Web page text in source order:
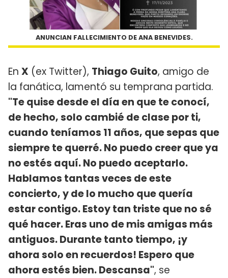
ANUNCIAN FALLECIMIENTO DE ANA BENEVIDES.
En X (ex Twitter), Thiago Guito, amigo de
la fanática, lamentó su temprana partida.
"Te quise desde el día en que te conocí,
de hecho, solo cambié de clase por ti,
cuando teníamos 11 años, que sepas que
siempre te querré. No puedo creer que ya
no estés aquí. No puedo aceptarlo.
Hablamos tantas veces de este
concierto, y de lo mucho que quería
estar contigo. Estoy tan triste que no sé
qué hacer. Eras uno de mis amigas más
antiguos. Durante tanto tiempo, ¡y
ahora solo en recuerdos! Espero que
ahora estés bien. Descansa", se